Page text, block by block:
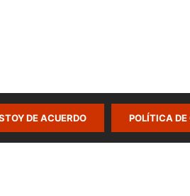
DE ACUERDO POLÍTICA DE